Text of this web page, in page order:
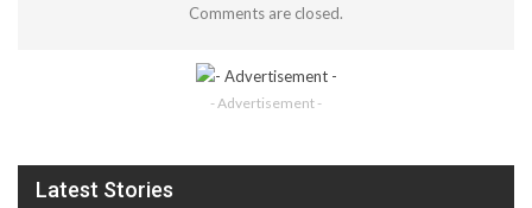
Comments are closed.
- Advertisement -
Latest Stories